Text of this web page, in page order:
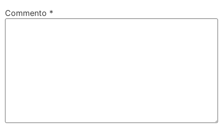
Commento *